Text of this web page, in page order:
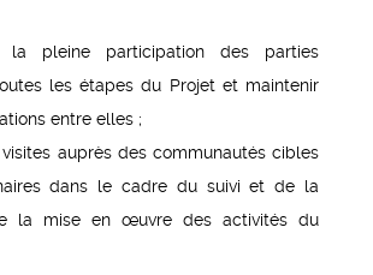
la pleine participation des parties
les étapes du Projet et maintenir
entre elles ;
auprès des communautés cibles
dans le cadre du suivi et de la
la mise en œuvre des activités du